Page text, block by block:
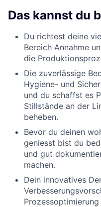
Das kannst du
Du richtest deine
Bereich Annahme
die
Die zuverlässige
Hygiene- und
und du schaffst es
Stillstände an der
beheben.
Bevor du deinen
geniesst bist du
und gut
machen.
Dein innovatives